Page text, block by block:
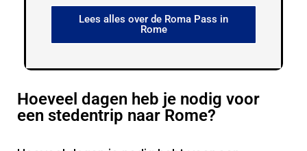
Lees alles over de Roma Pass in
Rome
Hoeveel dagen heb je nodig voor
een stedentrip naar Rome?